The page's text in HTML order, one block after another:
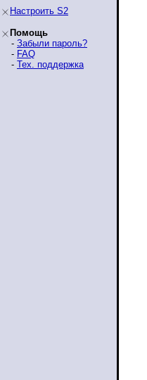
Настроить S2
Помощь
- Забыли пароль?
- FAQ
- Тех. поддержка